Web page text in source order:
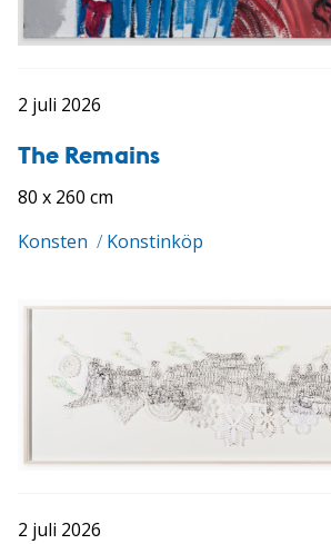
2 juli 2026
The Remains
80 x 260 cm
Konsten / Konstinköp
2 juli 2026